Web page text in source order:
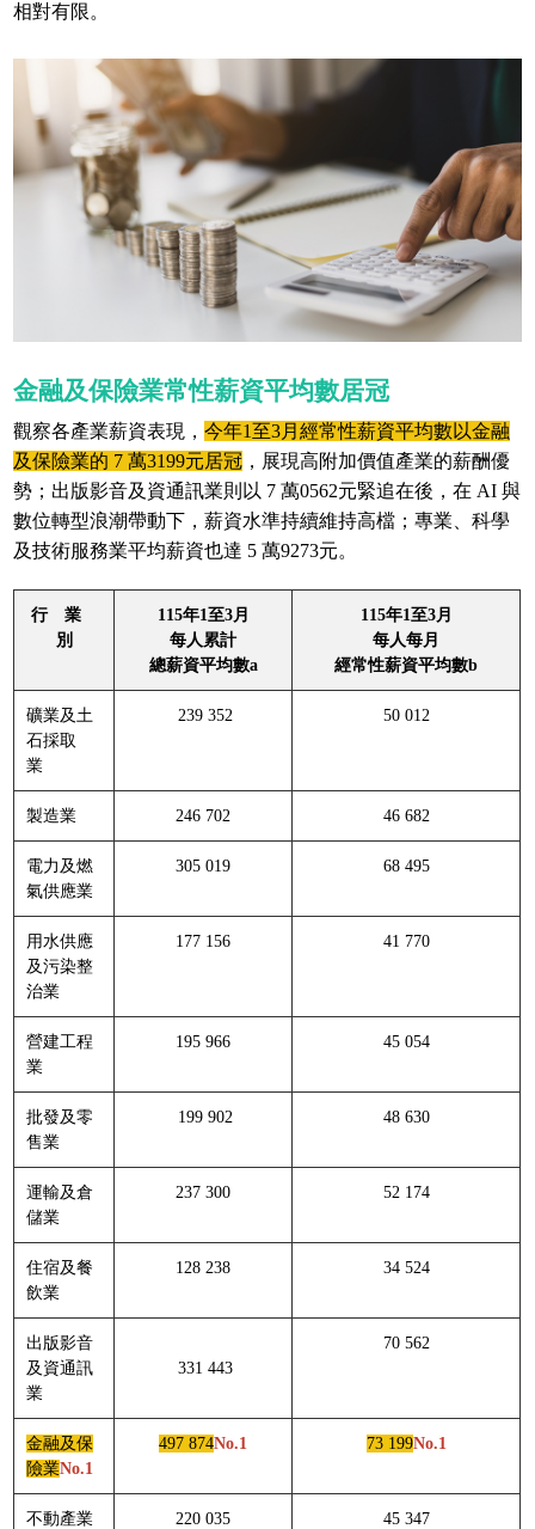
相對有限。
金融及保險業常性薪資平均數居冠
觀察各產業薪資表現，今年1至3月經常性薪資平均數以金融
及保險業的 7 萬3199元居冠 ，展現高附加價值產業的薪酬優
勢；出版影音及資通訊業則以 7 萬0562元緊追在後，在 AI 與
數位轉型浪潮帶動下，薪資水準持續維持高檔；專業、科學
及技術服務業平均薪資也達 5 萬9273元。
行 業
別
115年1至3月
每人累計
總薪資平均數a
115年1至3月
每人每月
經常性薪資平均數b
礦業及土
石採取
業
239 352 50 012
製造業 246 702 46 682
電力及燃
氣供應業
305 019 68 495
用水供應
及污染整
治業
177 156 41 770
營建工程
業
195 966 45 054
批發及零
售業
199 902 48 630
運輸及倉
儲業
237 300 52 174
住宿及餐
飲業
128 238 34 524
出版影音
及資通訊
業
331 443
70 562
金融及保
險業No.1
497 874No.1 73 199No.1
不動產業 220 035 45 347